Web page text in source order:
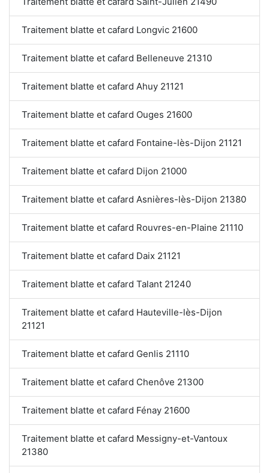
Traitement blatte et cafard Longvic 21600
Traitement blatte et cafard Belleneuve 21310
Traitement blatte et cafard Ahuy 21121
Traitement blatte et cafard Ouges 21600
Traitement blatte et cafard Fontaine-lès-Dijon 21121
Traitement blatte et cafard Dijon 21000
Traitement blatte et cafard Asnières-lès-Dijon 21380
Traitement blatte et cafard Rouvres-en-Plaine 21110
Traitement blatte et cafard Daix 21121
Traitement blatte et cafard Talant 21240
Traitement blatte et cafard Hauteville-lès-Dijon
21121
Traitement blatte et cafard Genlis 21110
Traitement blatte et cafard Chenôve 21300
Traitement blatte et cafard Fénay 21600
Traitement blatte et cafard Messigny-et-Vantoux
21380